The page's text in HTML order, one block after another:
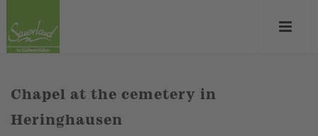
Chapel at the cemetery in
Heringhausen